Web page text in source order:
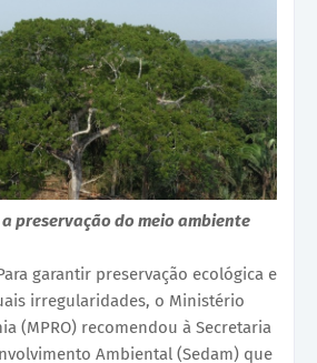
preservação do meio ambiente
garantir preservação ecológica e
irregularidades, o Ministério
(MPRO) recomendou à Secretaria
Ambiental (Sedam) que